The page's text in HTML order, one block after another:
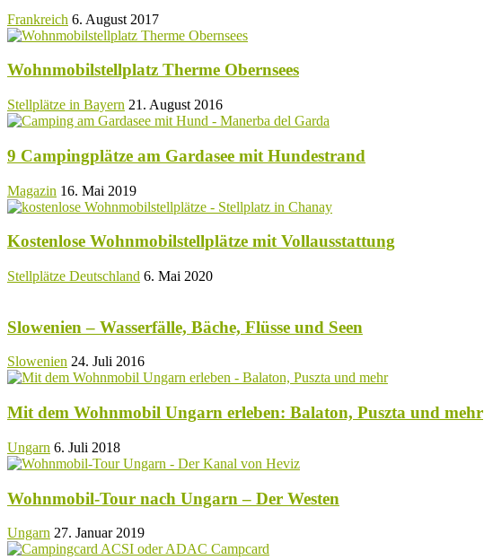
Frankreich 6. August 2017
Wohnmobilstellplatz Therme Obernsees
Stellplätze in Bayern 21. August 2016
9 Campingplätze am Gardasee mit Hundestrand
Magazin 16. Mai 2019
Kostenlose Wohnmobilstellplätze mit Vollausstattung
Stellplätze Deutschland 6. Mai 2020
Slowenien – Wasserfälle, Bäche, Flüsse und Seen
Slowenien 24. Juli 2016
Mit dem Wohnmobil Ungarn erleben: Balaton, Puszta und mehr
Ungarn 6. Juli 2018
Wohnmobil-Tour nach Ungarn – Der Westen
Ungarn 27. Januar 2019